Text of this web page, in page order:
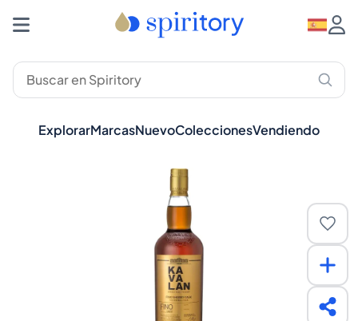
ExplorarMarcasNuevoColeccionesVendiendo